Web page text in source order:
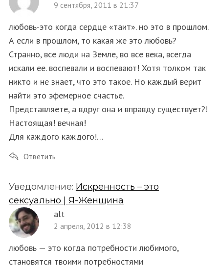
9 сентября, 2011 в 21:37
любовь-это когда сердце «таит». но это в прошлом.
А если в прошлом, то какая же это любовь?
Странно, все люди на Земле, во все века, всегда
искали ее. воспевали и воспевают! Хотя толком так
никто и не знает, что это такое. Но каждый верит
найти это эфемерное счастье.
Представляете, а вдруг она и вправду существует?!
Настоящая! вечная!
Для каждого каждого!…
Ответить
Уведомление: Искренность – это
сексуально | Я-Женщина
alt
2 апреля, 2012 в 12:38
любовь — это когда потребности любимого,
становятся твоими потребностями